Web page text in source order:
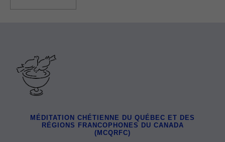
MÉDITATION CHÉTIENNE DU QUÉBEC ET DES
RÉGIONS FRANCOPHONES DU CANADA
(MCQRFC)